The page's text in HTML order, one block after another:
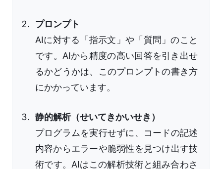
プロンプト
AIに対する「指示文」や「質問」のこと
です。AIから精度の高い回答を引き出せ
るかどうかは、このプロンプトの書き方
にかかっています。
静的解析（せいてきかいせき）
プログラムを実行せずに、コードの記述
内容からエラーや脆弱性を見つけ出す技
術です。AIはこの解析技術と組み合わさ